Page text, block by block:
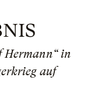
Hermann“ in
auf